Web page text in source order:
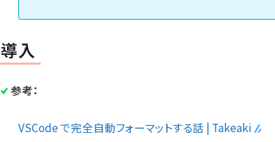
導入
参考：
VSCode で完全自動フォーマットする話 | Takeaki